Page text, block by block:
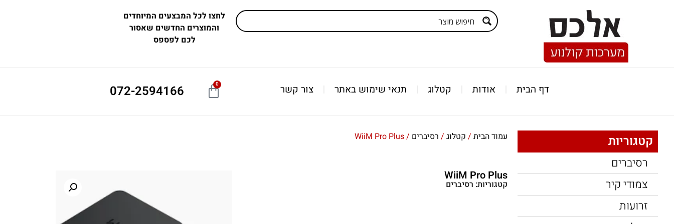
לחצו לכל המבצעים המיוחדים
והמוצרים החדשים שאסור
לכם לפספס
דף הבית אודות קטלוג תנאי שימוש באתר צור קשר 0
072-2594166
קטגוריות
רסיברים
צמודי קיר
זרועות
עמוד הבית / קטלוג / רסיברים / WiiM Pro Plus
WiiM Pro Plus
קטגוריות: רסיברים